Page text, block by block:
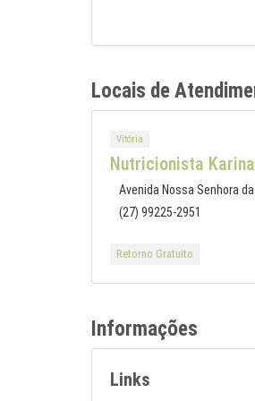
Locais de
Vitória
Nutricionista
Avenida Nossa Senhora
(27) 99225-2951
Retorno Gratuito
Informações
Links